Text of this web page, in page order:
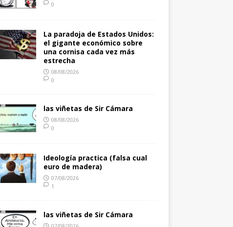
0
La paradoja de Estados Unidos:
el gigante económico sobre
una cornisa cada vez más
estrecha
08/08/2026
0
las viñetas de Sir Cámara
08/08/2026
0
Ideología practica (falsa cual
euro de madera)
07/08/2026
1
las viñetas de Sir Cámara